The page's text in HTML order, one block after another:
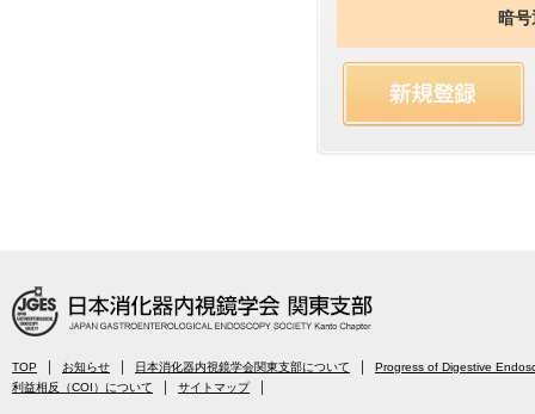
暗
TOP お知らせ 日本消化器内視鏡学会関東支部について
Progress of Digestive
利益相反（COI）について
サイトマップ